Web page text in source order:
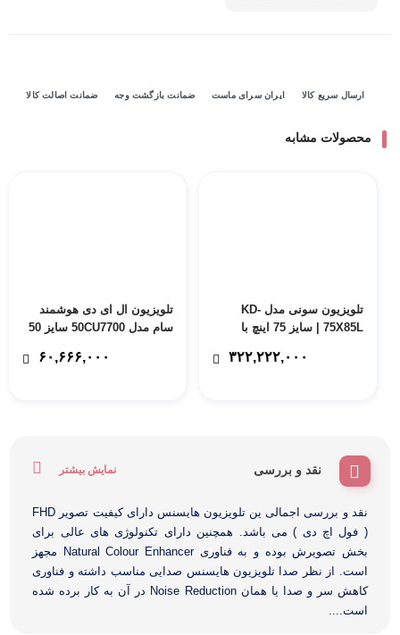
ارسال سریع کالا ایران سرای ماست ضمانت بازگشت وجه ضمانت اصالت کالا
محصولات مشابه
تلویزیون سونی مدل KD-
75X85L | سایز 75 اینچ با
۳۲۲,۲۲۲,۰۰۰
تلویزیون ال ای دی هوشمند
سام مدل 50CU7700 سایز 50
۶۰,۶۶۶,۰۰۰
نقد و بررسی نمایش بیشتر
نقد و بررسی اجمالی ین تلویزیون هایسنس دارای کیفیت تصویر FHD
( فول اچ دی ) می باشد. همچنین دارای تکنولوژی های عالی برای
بخش تصویرش بوده و به فناوری Natural Colour Enhancer مجهز
است. از نظر صدا تلویزیون هایسنس صدایی مناسب داشته و فناوری
کاهش سر و صدا یا همان Noise Reduction در آن به کار برده شده
است....